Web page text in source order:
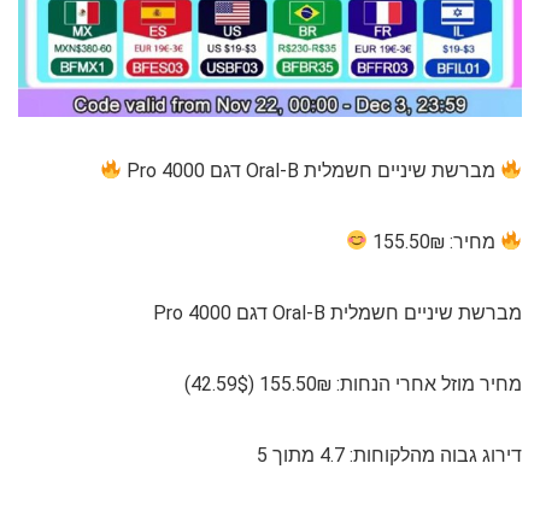
מברשת שיניים חשמלית Oral-B דגם 4000 Pro
מחיר: 155.50₪
מברשת שיניים חשמלית Oral-B דגם 4000 Pro
מחיר מוזל אחרי הנחות: 155.50₪ (42.59$)
דירוג גבוה מהלקוחות: 4.7 מתוך 5